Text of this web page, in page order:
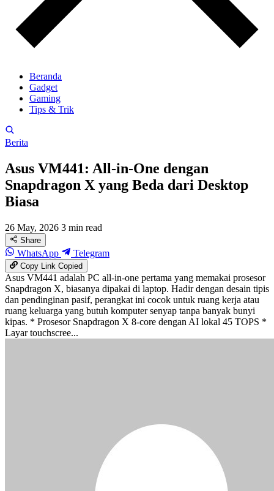
Beranda
Gadget
Gaming
Tips & Trik
Berita
Asus VM441: All-in-One dengan
Snapdragon X yang Beda dari Desktop
Biasa
26 May, 2026 3 min read
Share
WhatsApp Telegram
Copy LinkCopied
Asus VM441 adalah PC all-in-one pertama yang memakai prosesor
Snapdragon X, biasanya dipakai di laptop. Hadir dengan desain tipis
dan pendinginan pasif, perangkat ini cocok untuk ruang kerja atau
ruang keluarga yang butuh komputer senyap tanpa banyak bunyi
kipas. * Prosesor Snapdragon X 8-core dengan AI lokal 45 TOPS *
Layar touchscree...